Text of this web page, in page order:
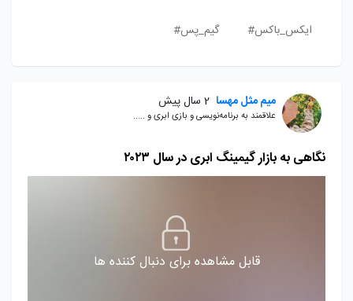
ایکس_باکس# گیم_پس#
میم مثل مهسا 2 سال پیش
علاقمند به برنامه‌نویسی و بازی ابری و .....
نگاهی به بازار گیمینگ ابری در سال ۲۰۲۳
قابل مشاهده برای دنبال کننده ها